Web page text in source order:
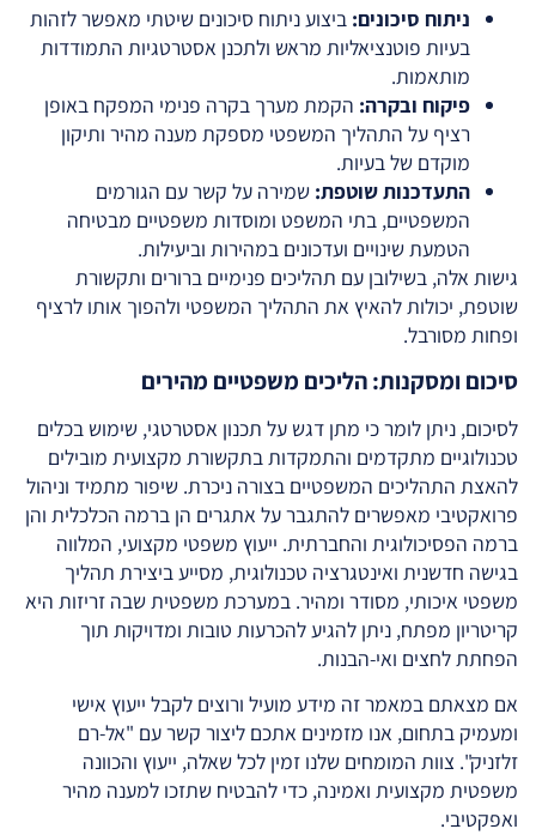
ניתוח סיכונים: ביצוע ניתוח סיכונים שיטתי מאפשר לזהות
בעיות פוטנציאליות מראש ולתכנן אסטרטגיות התמודדות
מותאמות.
פיקוח ובקרה: הקמת מערך בקרה פנימי המפקח באופן
רציף על התהליך המשפטי מספקת מענה מהיר ותיקון
מוקדם של בעיות.
התעדכנות שוטפת: שמירה על קשר עם הגורמים
המשפטיים, בתי המשפט ומוסדות משפטיים מבטיחה
הטמעת שינויים ועדכונים במהירות וביעילות.
גישות אלה, בשילובן עם תהליכים פנימיים ברורים ותקשורת
שוטפת, יכולות להאיץ את התהליך המשפטי ולהפוך אותו לרציף
ופחות מסורבל.
סיכום ומסקנות: הליכים משפטיים מהירים
לסיכום, ניתן לומר כי מתן דגש על תכנון אסטרטגי, שימוש בכלים
טכנולוגיים מתקדמים והתמקדות בתקשורת מקצועית מובילים
להאצת התהליכים המשפטיים בצורה ניכרת. שיפור מתמיד וניהול
פרואקטיבי מאפשרים להתגבר על אתגרים הן ברמה הכלכלית והן
ברמה הפסיכולוגית והחברתית. ייעוץ משפטי מקצועי, המלווה
בגישה חדשנית ואינטגרציה טכנולוגית, מסייע ביצירת תהליך
משפטי איכותי, מסודר ומהיר. במערכת משפטית שבה זריזות היא
קריטריון מפתח, ניתן להגיע להכרעות טובות ומדויקות תוך
הפחתת לחצים ואי-הבנות.
אם מצאתם במאמר זה מידע מועיל ורוצים לקבל ייעוץ אישי
ומעמיק בתחום, אנו מזמינים אתכם ליצור קשר עם "אל-רם
זלזניק". צוות המומחים שלנו זמין לכל שאלה, ייעוץ והכוונה
משפטית מקצועית ואמינה, כדי להבטיח שתזכו למענה מהיר
ואפקטיבי.